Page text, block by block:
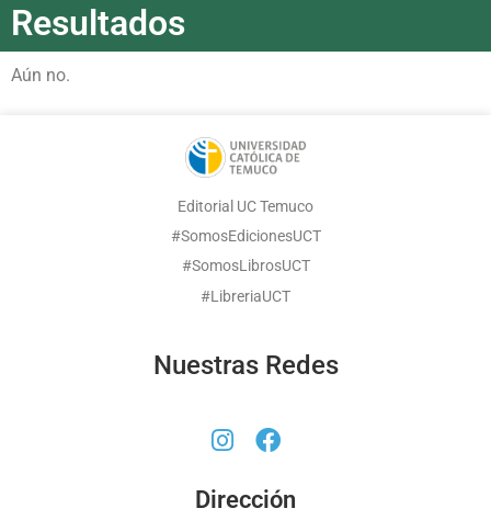
Resultados
Aún no.
Editorial UC Temuco
#SomosEdicionesUCT
#SomosLibrosUCT
#LibreriaUCT
Nuestras Redes
Dirección